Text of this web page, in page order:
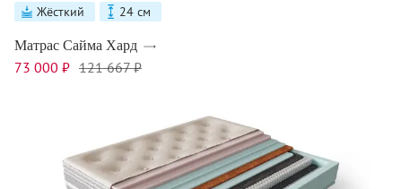
Жёсткий 24 см
Матрас Сайма Хард
73 000 ₽ 121 667 ₽